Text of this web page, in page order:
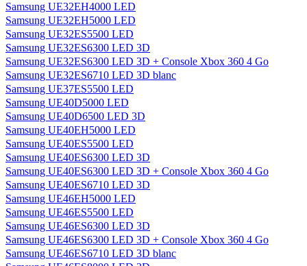
Samsung UE32EH4000 LED
Samsung UE32EH5000 LED
Samsung UE32ES5500 LED
Samsung UE32ES6300 LED 3D
Samsung UE32ES6300 LED 3D + Console Xbox 360 4 Go
Samsung UE32ES6710 LED 3D blanc
Samsung UE37ES5500 LED
Samsung UE40D5000 LED
Samsung UE40D6500 LED 3D
Samsung UE40EH5000 LED
Samsung UE40ES5500 LED
Samsung UE40ES6300 LED 3D
Samsung UE40ES6300 LED 3D + Console Xbox 360 4 Go
Samsung UE40ES6710 LED 3D
Samsung UE46EH5000 LED
Samsung UE46ES5500 LED
Samsung UE46ES6300 LED 3D
Samsung UE46ES6300 LED 3D + Console Xbox 360 4 Go
Samsung UE46ES6710 LED 3D blanc